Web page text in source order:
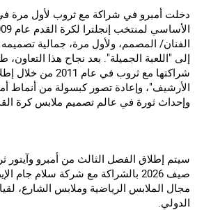
دخلت أمبرو في شراكة مع ثروب لأول مرة
الفنان/ المصمم، ولأول مرة، جمالية
إلى "اللعبة الجميلة". بعد نجاح هذا التعاون،
شراكتها مع ثروب في
الأرشيف"، وإعادة تصور كبسولة من أنماط
وإحداث ثورة في عالم تصميم ملابس كرة
سيتم إطلاق الفصل الثالث من أمبرو وآيتور
صيف 2026 بالشراكة مع شركة سلام جام
مجال الملابس الرياضية وملابس الشارع،
الدولي.